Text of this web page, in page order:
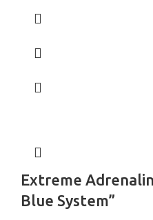
Extreme
Blue System”